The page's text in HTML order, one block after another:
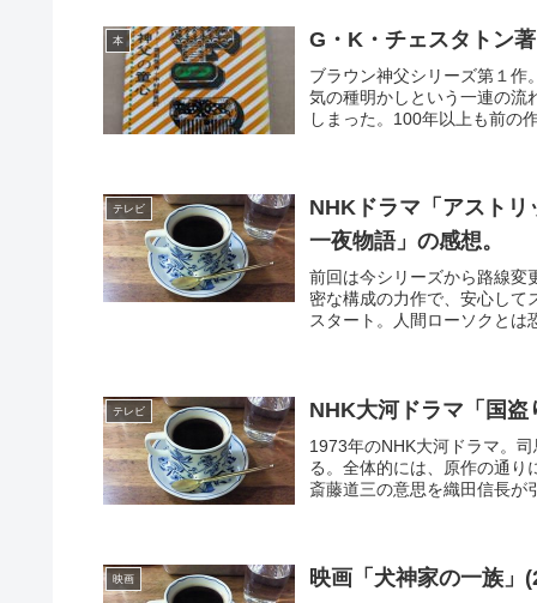
本 G・K・チェスタトン
ブラウン神父シリーズ第１作
気の種明かしという一連の流
しまった。100年以上も前の
テレビ
NHKドラマ「アスト
一夜物語」の感想。
前回は今シリーズから路線変
密な構成の力作で、安心して
スタート。人間ローソクとは
テレビ NHK大河ドラマ「国
1973年のNHK大河ドラマ。
る。全体的には、原作の通り
斎藤道三の意思を織田信長が
映画 映画「犬神家の一族」